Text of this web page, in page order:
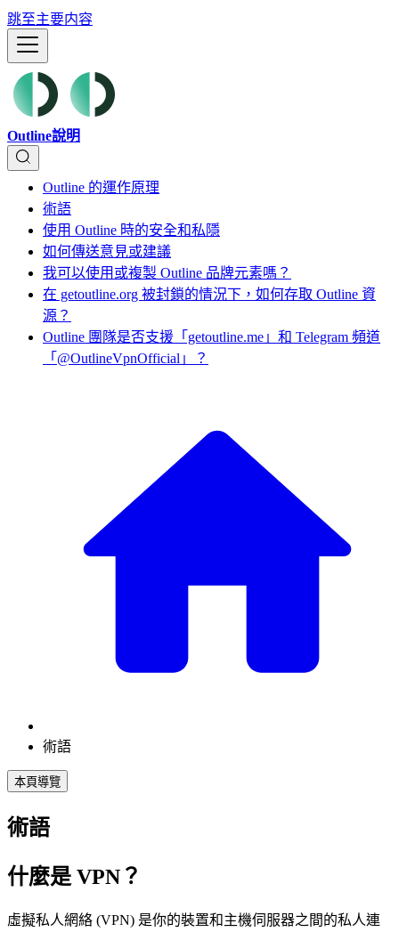
跳至主要内容
Outline說明
Outline 的運作原理
術語
使用 Outline 時的安全和私隱
如何傳送意見或建議
我可以使用或複製 Outline 品牌元素嗎？
在 getoutline.org 被封鎖的情況下，如何存取 Outline 資
源？
Outline 團隊是否支援「getoutline.me」和 Telegram 頻道
「@OutlineVpnOfficial」？
術語
本頁導覽
術語
什麼是 VPN？
虛擬私人網絡 (VPN) 是你的裝置和主機伺服器之間的私人連